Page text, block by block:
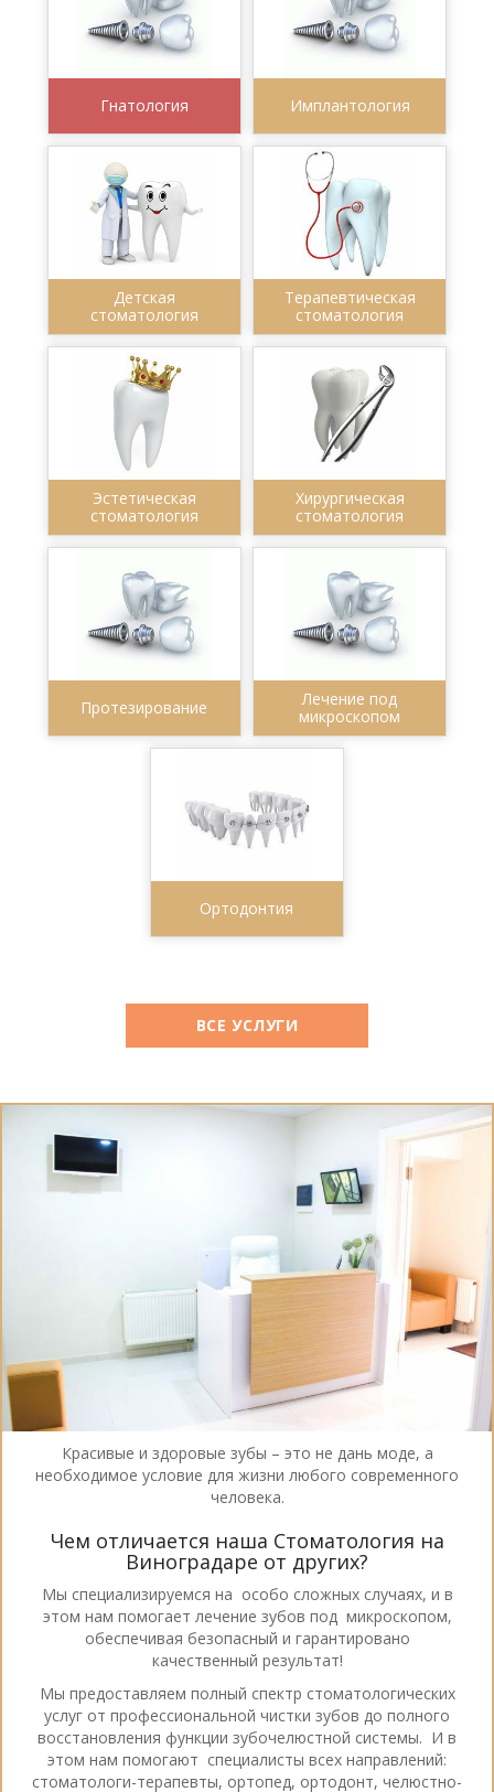
Гнатология Имплантология
Детская
стоматология
Терапевтическая
стоматология
Эстетическая
стоматология
Хирургическая
стоматология
Протезирование
Лечение под
микроскопом
Ортодонтия
ВСЕ УСЛУГИ
Красивые и здоровые зубы – это не дань моде, а
необходимое условие для жизни любого современного
человека.
Чем отличается наша Стоматология на
Виноградаре от других?
Мы специализируемся на особо сложных случаях, и в
этом нам помогает лечение зубов под микроскопом,
обеспечивая безопасный и гарантировано
качественный результат!
Мы предоставляем полный спектр стоматологических
услуг от профессиональной чистки зубов до полного
восстановления функции зубочелюстной системы. И в
этом нам помогают специалисты всех направлений:
стоматологи-терапевты, ортопед, ортодонт, челюстно-